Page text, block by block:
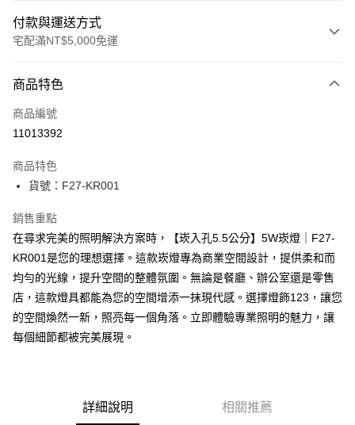
付款與運送方式
宅配滿NT$5,000免運
信用卡一次付款
LINE Pay
街口支付
悠遊付
Google Pay
全盈+PAY
AFTEE先享後付
相關說明
【關於「AFTEE先享後付」】
３．安心：先確認商品／服務後，再付款。
商品特色
商品編號
11013392
商品特色
貨號：F27-KR001
銷售重點
在尋求完美的照明解決方案時，【崁入孔5.5公分】5W崁燈｜F27-
KR001是您的理想選擇。這款崁燈專為商業空間設計，提供柔和而
均勻的光線，提升空間的整體氛圍。無論是餐廳、辦公室還是零售
店，這款燈具都能為您的空間增添一抹現代感。選擇燈飾123，讓您
的空間煥然一新，照亮每一個角落。立即體驗專業照明的魅力，讓
每個細節都被完美展現。
詳細說明 相關推薦